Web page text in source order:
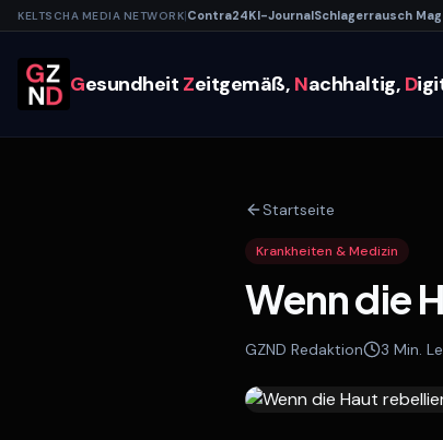
KELTSCHA MEDIA NETWORK|Contra24KI-JournalSchlagerrausch
Gesundheit Zeitgemäß, Nachhaltig, D
Startseite
Krankheiten & Medizin
Wenn die
GZND Redaktion 3 Min.